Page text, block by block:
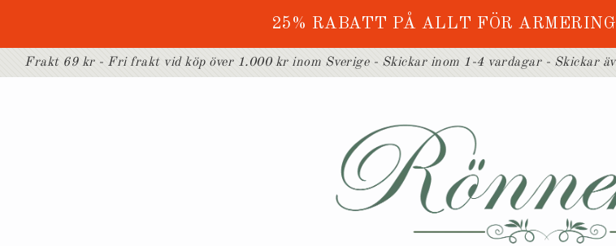
25% RABATT PÅ ALLT FÖR
Frakt 69 kr - Fri frakt vid köp över 1.000 kr inom Sverige - Skickar inom 1-4 vardagar - Skickar